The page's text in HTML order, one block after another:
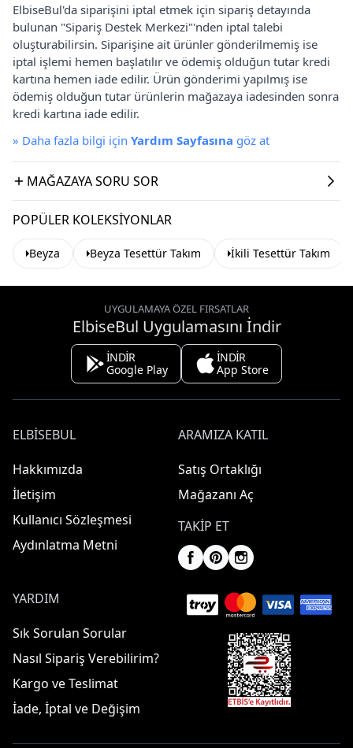
ElbiseBul'da siparişini iptal etmek için sipariş detayında
bulunan "Sipariş Destek Merkezi"'nden iptal talebi
oluşturabilirsin. Siparişine ait ürünler gönderilmemiş ise
iptal işlemi hemen başlatılır ve ödemiş olduğun tutar kredi
kartına hemen iade edilir. Ürün gönderimi yapılmış ise
ödemiş olduğun tutar ürünlerin mağazaya iadesinden sonra
kredi kartına iade edilir.
» Daha fazla bilgi için Yardım Sayfasına göz at
MAĞAZAYA SORU SOR
POPÜLER KOLEKSIYONLAR
Beyza Beyza Tesettür Takım İkili Tesettür Takım
UYGULAMAYA ÖZEL FIRSATLAR
ElbiseBul Uygulamasını İndir
İNDİR
Google Play
İNDİR
App Store
ELBISEBUL
Hakkımızda
İletişim
Kullanıcı Sözleşmesi
Aydınlatma Metni
ARAMIZA KATIL
Satış Ortaklığı
Mağazanı Aç
TAKIP ET
YARDIM
Sık Sorulan Sorular
Nasıl Sipariş Verebilirim?
Kargo ve Teslimat
İade, İptal ve Değişim